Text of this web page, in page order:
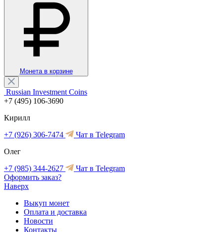
Монета в корзине
Russian Investment Coins
+7 (495) 106-3690
Кирилл
+7 (926) 306-7474
Чат в Telegram
Олег
+7 (985) 344-2627
Чат в Telegram
Оформить заказ?
Наверх
Выкуп монет
Оплата и доставка
Новости
Контакты